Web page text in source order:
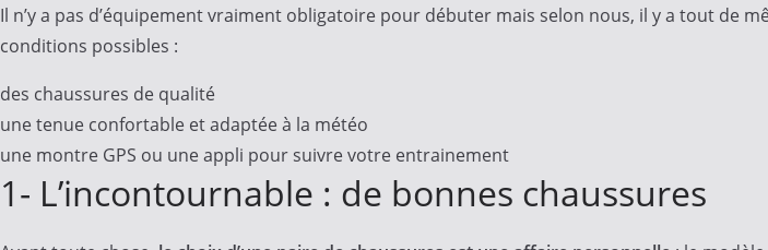
Il n’y a pas d’équipement vraiment obligatoire pour débuter mais selon nous, il y a tout de
conditions possibles :
des chaussures de qualité
une tenue confortable et adaptée à la météo
une montre GPS ou une appli pour suivre votre entrainement
1- L’incontournable : de bonnes chaussures